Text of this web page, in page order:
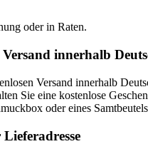
oder in Raten.
innerhalb
Versand innerhalb
Sie eine kostenlose
oder eines